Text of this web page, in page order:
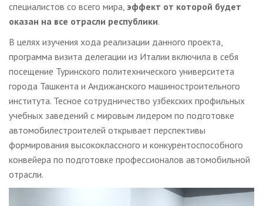
специалистов со всего мира, эффект от которой будет
оказан на все отрасли республики.
В целях изучения хода реализации данного проекта,
программа визита делегации из Италии включила в себя
посещение Туринского политехнического университета
города Ташкента и Андижанского машиностроительного
института. Тесное сотрудничество узбекских профильных
учебных заведений с мировым лидером по подготовке
автомобилестроителей открывает перспективы
формирования высококлассного и конкурентоспособного
конвейера по подготовке профессионалов автомобильной
отрасли.